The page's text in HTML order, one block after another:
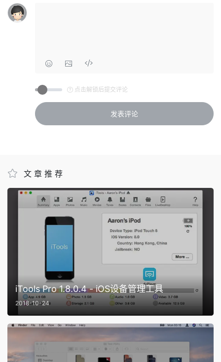
点击解锁后提交评论
文章推荐
iTools Pro 1.8.0.4 - iOS设备管理工具
2018-10-24